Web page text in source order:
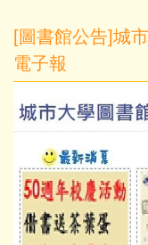
[圖書館公告]城
電子報